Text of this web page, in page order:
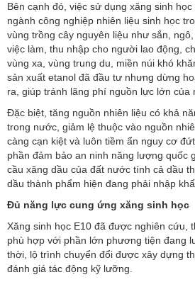
Bên cạnh đó, việc sử dụng xăng sinh
ngành công nghiệp nhiên liệu sinh học
vùng trồng cây nguyên liệu như sắn,
việc làm, thu nhập cho người lao động,
vùng xa, vùng trung du, miền núi khó
sản xuất etanol đã đầu tư nhưng dừng
ra, giúp tránh lãng phí nguồn lực lớn của
Đặc biệt, tăng nguồn nhiên liệu có khả
trong nước, giảm lệ thuộc vào nguồn
càng cạn kiệt và luôn tiềm ẩn nguy cơ
phần đảm bảo an ninh năng lượng quốc
cầu xăng dầu của đất nước tính cả dầu
dầu thành phẩm hiện đang phải nhập
Đủ năng lực cung ứng xăng sinh học
Xăng sinh học E10 đã được nghiên cứu,
phù hợp với phần lớn phương tiện đang
thời, lộ trình chuyển đổi được xây dựng
đánh giá tác động kỹ lưỡng.